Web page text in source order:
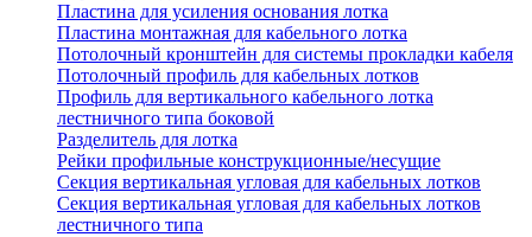
Пластина для усиления основания лотка
Пластина монтажная для кабельного лотка
Потолочный кронштейн для системы прокладки кабеля
Потолочный профиль для кабельных лотков
Профиль для вертикального кабельного лотка
лестничного типа боковой
Разделитель для лотка
Рейки профильные конструкционные/несущие
Секция вертикальная угловая для кабельных лотков
Секция вертикальная угловая для кабельных лотков
лестничного типа